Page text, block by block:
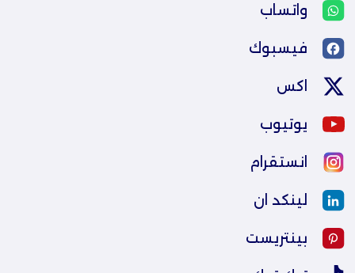
واتساب
فيسبوك
اكس
يوتيوب
انستقرام
لينكد ان
بينتريست